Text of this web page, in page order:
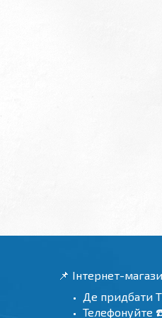
📌 Інтернет-
Де придбати
Телефонуйте